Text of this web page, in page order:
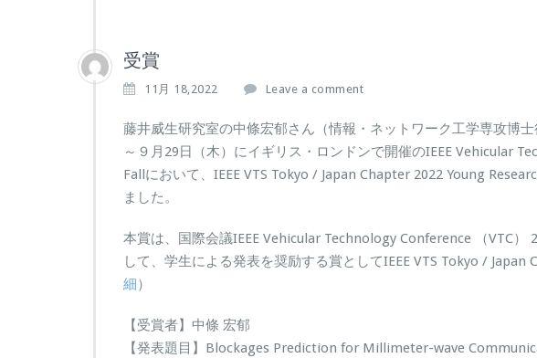
受賞
11月 18,2022 Leave a comment
藤井威生研究室の中條宏郁さん（情報・ネットワーク工学専攻博士
～９月29日（木）にイギリス・ロンドンで開催のIEEE Vehicular
Fallにおいて、IEEE VTS Tokyo / Japan Chapter 2022 Young
ました。
本賞は、国際会議IEEE Vehicular Technology Conference （VTC
して、学生による発表を奨励する賞としてIEEE VTS Tokyo /
細）
【受賞者】中條 宏郁
【発表題目】Blockages Prediction for Millimeter-wave